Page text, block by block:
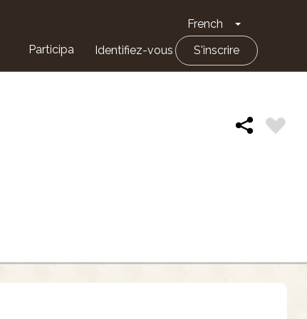
French Toggle
Participa Identifiez-vous S'inscrire